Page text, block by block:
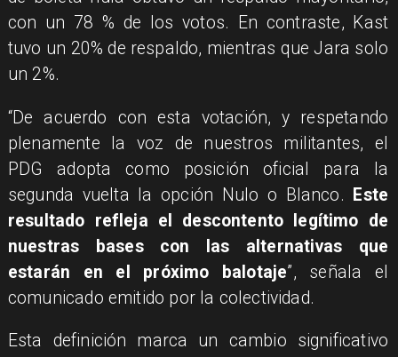
con un 78 % de los votos. En contraste, Kast
tuvo un 20% de respaldo, mientras que Jara solo
un 2%.
“De acuerdo con esta votación, y respetando
plenamente la voz de nuestros militantes, el
PDG adopta como posición oficial para la
segunda vuelta la opción Nulo o Blanco.
Este
resultado refleja el descontento legítimo de
nuestras bases con las alternativas que
estarán en el próximo balotaje”, señala el
comunicado emitido por la colectividad.
Esta definición marca un cambio significativo